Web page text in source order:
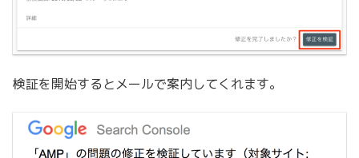
検証を開始するとメールで案内してくれます。